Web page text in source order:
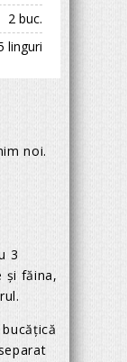
2 buc.
linguri
noi.
3
și făina,